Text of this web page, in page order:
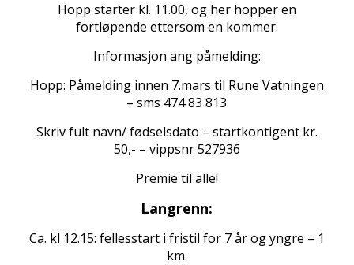
Hopp starter kl. 11.00, og her hopper en
fortløpende ettersom en kommer.
Informasjon ang påmelding:
Hopp: Påmelding innen 7.mars til Rune Vatningen
– sms 474 83 813
Skriv fult navn/ fødselsdato – startkontigent kr.
50,- – vippsnr 527936
Premie til alle!
Langrenn:
Ca. kl 12.15: fellesstart i fristil for 7 år og yngre – 1
km.